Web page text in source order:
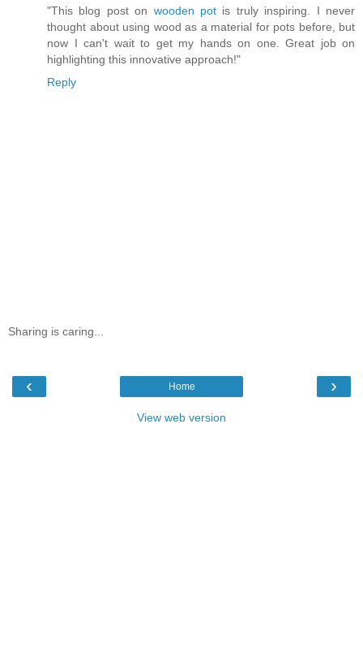
"This blog post on wooden pot is truly inspiring. I never
thought about using wood as a material for pots before, but
now I can't wait to get my hands on one. Great job on
highlighting this innovative approach!"
Reply
Sharing is caring...
‹ ›
Home
View web version